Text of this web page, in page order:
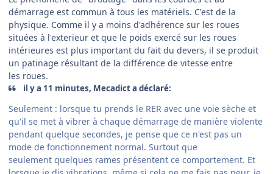
démarrage est commun à tous les matériels. C'est de la
physique. Comme il y a moins d'adhérence sur les roues
situées à l'exterieur et que le poids exercé sur les roues
intérieures est plus important du fait du devers, il se produit
un patinage résultant de la différence de vitesse entre
les roues.
il y a 11 minutes, Mecadict a déclaré:
Seulement : lorsque tu prends le RER avec une voie sèche et
qu'il se met à vibrer à chaque démarrage de manière violente
pendant quelque secondes, je pense que ce n'est pas un
mode de fonctionnement normal. Surtout que
seulement quelques rames présentent ce comportement. Et